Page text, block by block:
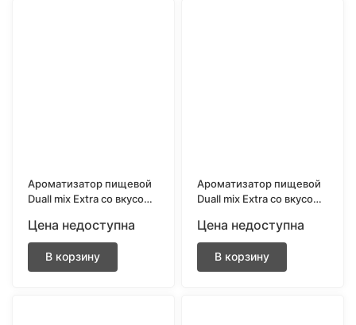
Ароматизатор пищевой
Duall mix Extra со вкусом
Цена недоступна
В корзину
Ароматизатор пищевой
Duall mix Extra со вкусом
13 мл.
Цена недоступна
В корзину